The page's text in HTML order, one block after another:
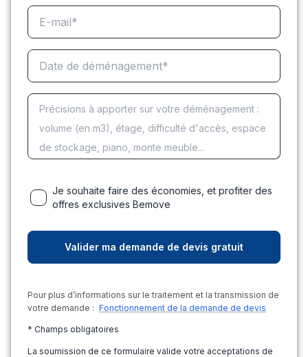
Je souhaite faire des économies, et profiter des
offres exclusives Bemove
Pour plus d’informations sur le traitement et la transmission de
votre demande : Fonctionnement de la demande de devis
* Champs obligatoires
La soumission de ce formulaire valide votre acceptations de